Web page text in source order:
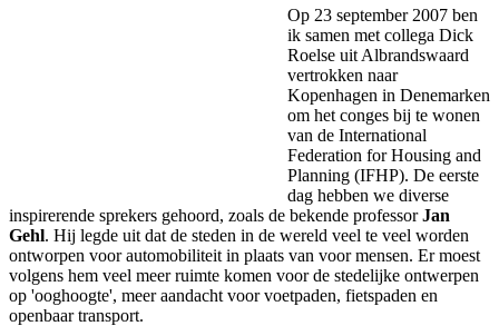
Op 23 september 2007 ben
ik samen met collega Dick
Roelse uit Albrandswaard
vertrokken naar
Kopenhagen in Denemarken
om het conges bij te wonen
van de International
Federation for Housing and
Planning (IFHP). De eerste
dag hebben we diverse
inspirerende sprekers gehoord, zoals de bekende professorJan
Gehl. Hij legde uit dat de steden in de wereld veel te veel worden
ontworpen voor automobiliteit in plaats van voor mensen. Er moest
volgens hem veel meer ruimte komen voor de stedelijke ontwerpen
op 'ooghoogte', meer aandacht voor voetpaden, fietspaden en
openbaar transport.